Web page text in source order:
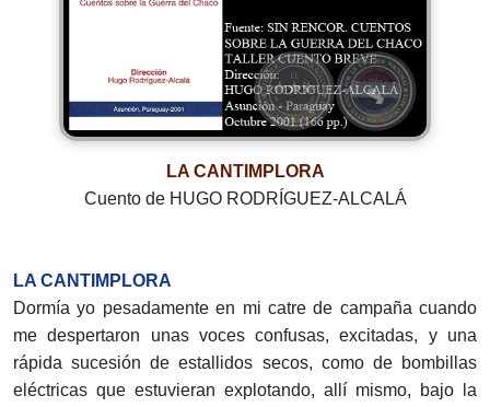
LA CANTIMPLORA
Cuento de HUGO RODRÍGUEZ-ALCALÁ
LA CANTIMPLORA
Dormía yo pesadamente en mi catre de campaña cuando
me despertaron unas voces confusas, excitadas, y una
rápida sucesión de estallidos secos, como de bombillas
eléctricas que estuvieran explotando, allí mismo, bajo la